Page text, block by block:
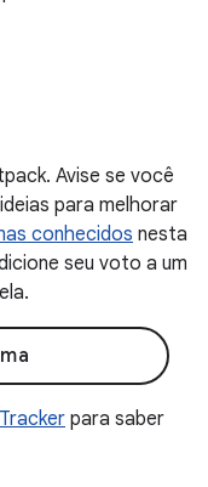
Avise se você
para melhorar
conhecidos nesta
seu voto a um
para saber